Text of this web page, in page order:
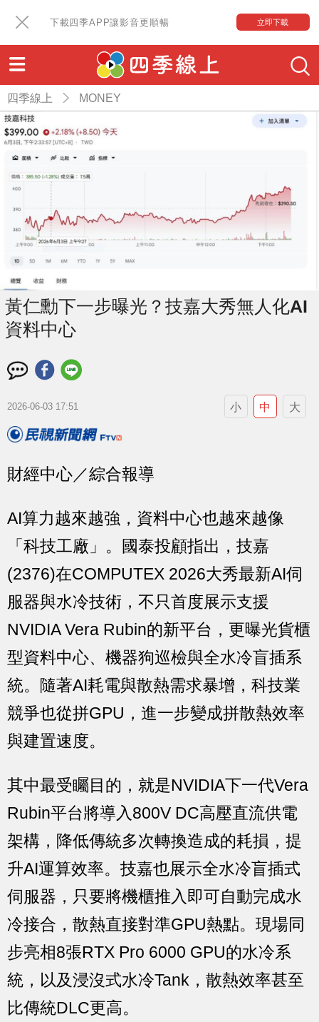
下載四季APP讓影音更順暢 立即下載
四季線上 MONEY
黃仁勳下一步曝光？技嘉大秀無人化AI
資料中心
2026-06-03 17:51 小 中 大
財經中心／綜合報導
AI算力越來越強，資料中心也越來越像
「科技工廠」。國泰投顧指出，技嘉
(2376)在COMPUTEX 2026大秀最新AI伺
服器與水冷技術，不只首度展示支援
NVIDIA Vera Rubin的新平台，更曝光貨櫃
型資料中心、機器狗巡檢與全水冷盲插系
統。隨著AI耗電與散熱需求暴增，科技業
競爭也從拼GPU，進一步變成拼散熱效率
與建置速度。
其中最受矚目的，就是NVIDIA下一代Vera
Rubin平台將導入800V DC高壓直流供電
架構，降低傳統多次轉換造成的耗損，提
升AI運算效率。技嘉也展示全水冷盲插式
伺服器，只要將機櫃推入即可自動完成水
冷接合，散熱直接對準GPU熱點。現場同
步亮相8張RTX Pro 6000 GPU的水冷系
統，以及浸沒式水冷Tank，散熱效率甚至
比傳統DLC更高。